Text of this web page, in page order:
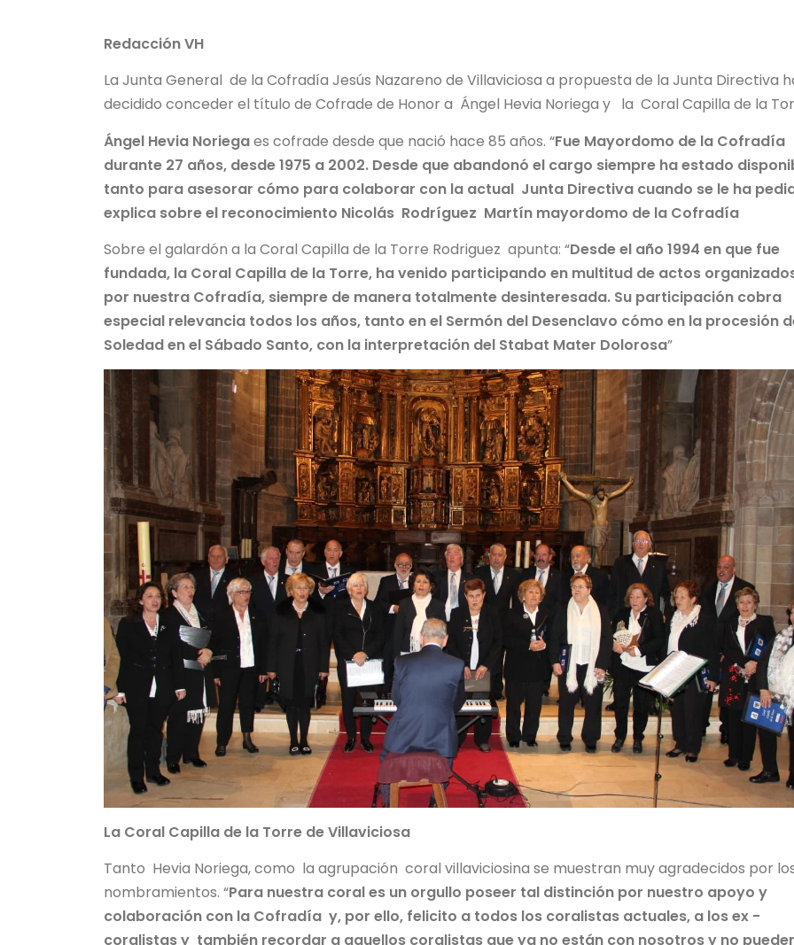
Redacción VH
La Junta General de la Cofradía Jesús Nazareno de Villaviciosa a propuesta de la Junta Directiva
decidido conceder el título de Cofrade de Honor a Ángel Hevia Noriega y la Coral Capilla de la
Ángel Hevia Noriegaes cofrade desde que nació hace 85 años. “Fue Mayordomo de la Cofradía
durante 27 años, desde 1975 a 2002. Desde que abandonó el cargo siempre ha estado
tanto para asesorar cómo para colaborar con la actual Junta Directiva cuando se le ha
explica sobre el reconocimiento Nicolás Rodríguez Martín mayordomo de la Cofradía
Sobre el galardón a la Coral Capilla de la Torre Rodriguez apunta: “Desde el año 1994 en que fue
fundada, la Coral Capilla de la Torre, ha venido participando en multitud de actos
por nuestra Cofradía, siempre de manera totalmente desinteresada. Su participación cobra
especial relevancia todos los años, tanto en el Sermón del Desenclavo cómo en la procesión
Soledad en el Sábado Santo, con la interpretación del Stabat Mater Dolorosa”
La Coral Capilla de la Torre de Villaviciosa
Tanto Hevia Noriega, como la agrupación coral villaviciosina se muestran muy agradecidos por
nombramientos. “Para nuestra coral es un orgullo poseer tal distinción por nuestro apoyo y
colaboración con la Cofradía y, por ello, felicito a todos los coralistas actuales, a los ex -
coralistas y también recordar a aquellos coralistas que ya no están con nosotros y no